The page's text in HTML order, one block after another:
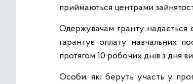
приймаються центрами
Одержувачам гранту надається
гарантує оплату навчальних
протягом 10 робочих днів з дня
Особи, які беруть участь у